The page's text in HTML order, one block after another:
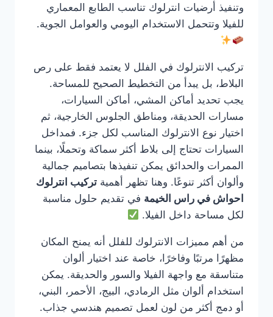
وتنفيذ أرضيات انترلوك تناسب الطابع المعماري
للفيلا وتتحمل الاستخدام اليومي والعوامل الجوية.
تركيب الانترلوك في الفلل لا يعتمد فقط على رص
البلاط، بل يبدأ من التخطيط الصحيح للمساحة.
يجب تحديد أماكن المشي، أماكن السيارات،
مسارات الحديقة، ومناطق الجلوس الخارجية، ثم
اختيار نوع الانترلوك المناسب لكل جزء. فمداخل
السيارات تحتاج إلى بلاط أكثر سماكة وتحملًا، بينما
الممرات والحدائق يمكن تنفيذها بتصاميم جمالية
وألوان أكثر تنوعًا. وهنا تظهر أهمية تركيب انترلوك
احواش في راس الخيمة في تقديم حلول مناسبة
لكل مساحة داخل الفيلا.
من أهم مميزات الانترلوك للفلل أنه يمنح المكان
مظهرًا مرتبًا وفاخرًا، خاصة عند اختيار ألوان
متناسقة مع واجهة الفيلا والسور والحديقة. يمكن
استخدام ألوان مثل الرمادي، البيج، الأحمر، البني،
أو دمج أكثر من لون لعمل تصميم هندسي جذاب.